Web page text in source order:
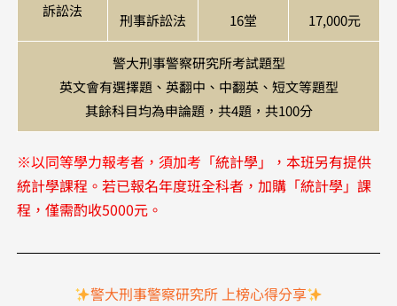
訴訟法
刑事訴訟法 16堂 17,000元
警大刑事警察研究所考試題型
英文會有選擇題、英翻中、中翻英、短文等題型
其餘科目均為申論題，共4題，共100分
※以同等學力報考者，須加考「統計學」，本班另有提供
統計學課程。若已報名年度班全科者，加購「統計學」課
程，僅需酌收5000元。
警大刑事警察研究所 上榜心得分享